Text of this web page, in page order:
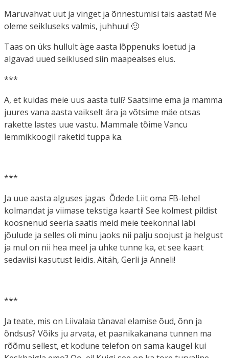
Maruvahvat uut ja vinget ja õnnestumisi täis aastat! Me
oleme seikluseks valmis, juhhuu! 🙂
Taas on üks hullult äge aasta lõppenuks loetud ja
algavad uued seiklused siin maapealses elus.
***
A, et kuidas meie uus aasta tuli? Saatsime ema ja mamma
juures vana aasta vaikselt ära ja võtsime mäe otsas
rakette lastes uue vastu. Mammale tõime Vancu
lemmikkoogil raketid tuppa ka.
***
Ja uue aasta alguses jagas Õdede Liit oma FB-lehel
kolmandat ja viimase tekstiga kaarti! See kolmest pildist
koosnenud seeria saatis meid meie teekonnal läbi
jõulude ja selles oli minu jaoks nii palju soojust ja helgust
ja mul on nii hea meel ja uhke tunne ka, et see kaart
sedaviisi kasutust leidis. Aitäh, Gerli ja Anneli!
***
Ja teate, mis on Liivalaia tänaval elamise õud, õnn ja
õndsus? Võiks ju arvata, et paanikakanana tunnen ma
rõõmu sellest, et kodune telefon on sama kaugel kui